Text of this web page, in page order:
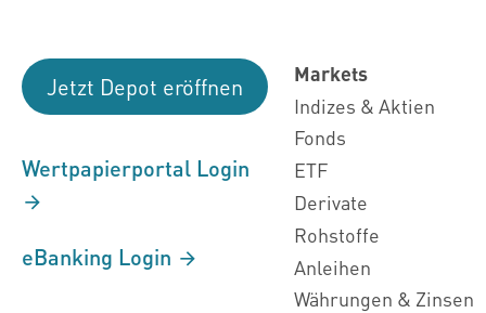
Jetzt Depot eröffnen
Wertpapierportal Login
eBanking Login
Markets
Indizes & Aktien
Fonds
ETF
Derivate
Rohstoffe
Anleihen
Währungen & Zinsen